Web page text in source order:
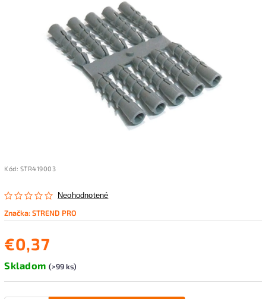
Kód: STR419003
Neohodnotené
Značka:STREND PRO
€0,37
Skladom (>99 ks)